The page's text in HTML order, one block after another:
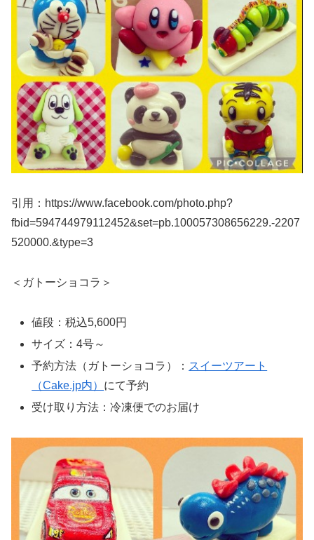
引用：https://www.facebook.com/photo.php?
fbid=594744979112452&set=pb.100057308656229.-2207
520000.&type=3
＜ガトーショコラ＞
値段：税込5,600円
サイズ：4号～
予約方法（ガトーショコラ）： スイーツアート
（Cake.jp内） にて予約
受け取り方法：冷凍便でのお届け